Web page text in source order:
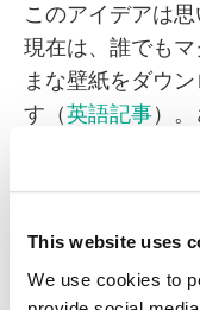
This website uses
We use cookies to
このアイデアは
現在は、誰でも
まな壁紙をダウ
す（英語記事）
Huffington Post
て記事を掲載す
iPhoneの代